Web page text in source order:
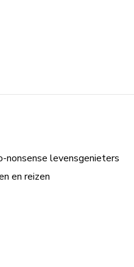
nonsense levensgenieters
en reizen